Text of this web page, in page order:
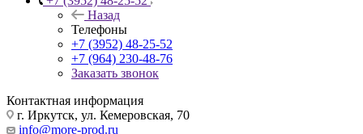
Назад
Телефоны
+7 (3952) 48-25-52
+7 (964) 230-48-76
Заказать звонок
Контактная информация
г. Иркутск, ул. Кемеровская, 70
info@more-prod.ru